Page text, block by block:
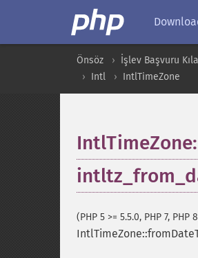
Önsöz İşlev Başvuru
Intl
IntlTimeZone
(PHP 5 >= 5.5.0, PHP 7, PHP